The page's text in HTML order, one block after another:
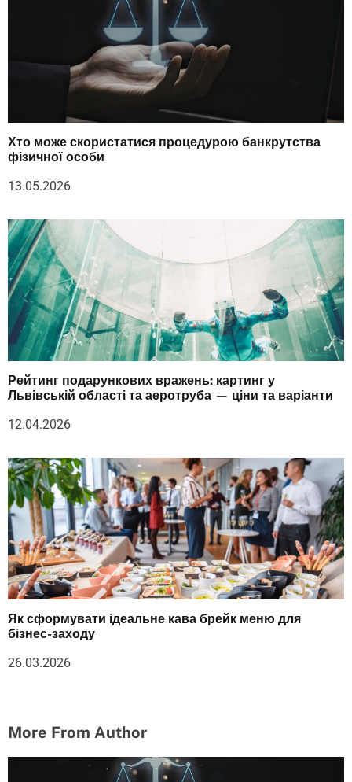
Хто може скористатися процедурою банкрутства
фізичної особи
13.05.2026
Рейтинг подарункових вражень: картинг у
Львівській області та аеротруба — ціни та варіанти
12.04.2026
Як сформувати ідеальне кава брейк меню для
бізнес-заходу
26.03.2026
More From Author